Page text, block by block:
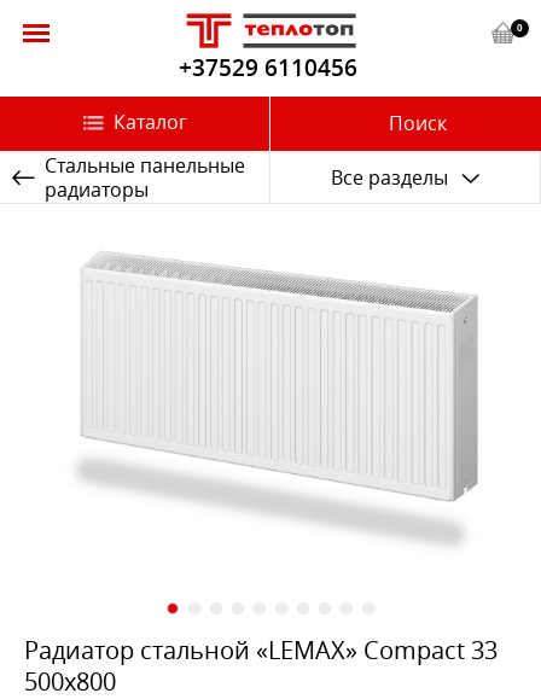
+37529 6110456
Поиск
0
Каталог
Стальные панельные
радиаторы
Все разделы
Радиатор стальной «LEMAX» Compact 33
500х800